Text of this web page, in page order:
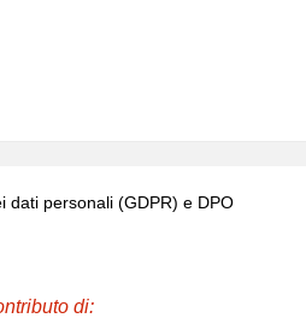
dati personali (GDPR) e DPO
di: